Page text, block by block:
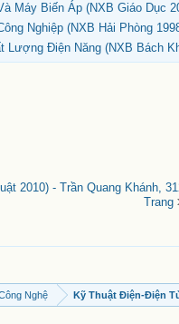
Máy Biến Áp (NXB Giáo Dục
Nghiệp (NXB Hải Phòng
Lượng Điện Năng (NXB Bách
2010) - Trần Quang Khánh,
Trang
Nghệ Kỹ Thuật Điện-Điện